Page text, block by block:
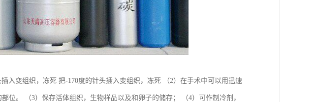
入变组织，冻死 把-170度的针头插入变组织，冻死 （2）在手术中可以用迅速
位。 （3）保存活体组织，生物样品以及和卵子的储存； （4）可作制冷剂，